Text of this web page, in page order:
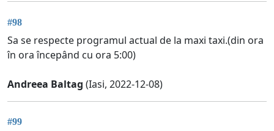
#98
Sa se respecte programul actual de la maxi taxi.(din ora
în ora începând cu ora 5:00)
Andreea Baltag (Iasi, 2022-12-08)
#99